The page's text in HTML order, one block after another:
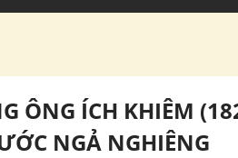
ÔNG ÍCH KHIÊM
NGẢ NGHIÊNG